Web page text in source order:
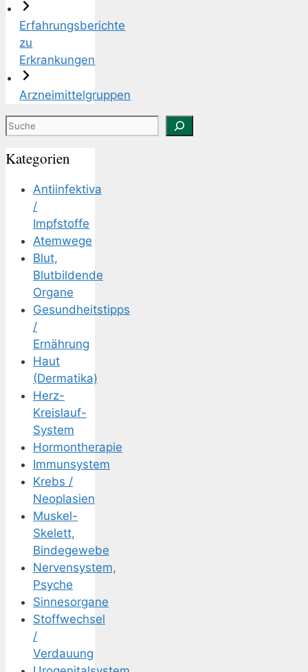
Erfahrungsberichte
zu
Erkrankungen
Arzneimittelgruppen
Suchen
Kategorien
Antiinfektiva
/
Impfstoffe
Atemwege
Blut,
Blutbildende
Organe
Gesundheitstipps
/
Ernährung
Haut
(Dermatika)
Herz-
Kreislauf-
System
Hormontherapie
Immunsystem
Krebs /
Neoplasien
Muskel-
Skelett,
Bindegewebe
Nervensystem,
Psyche
Sinnesorgane
Stoffwechsel
/
Verdauung